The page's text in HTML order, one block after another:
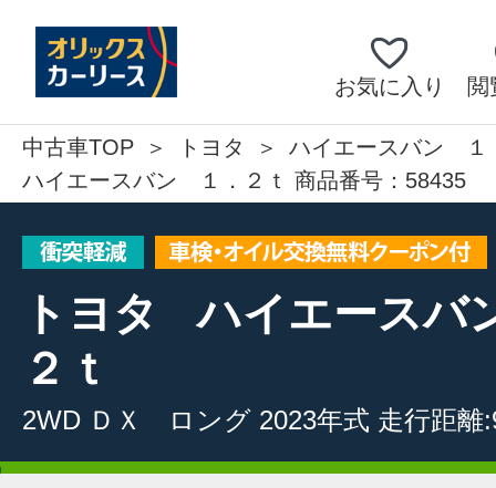
お気に入り 閲
中古車TOP トヨタ
ハイエースバン １
ハイエースバン １．２ｔ 商品番号：58435
トヨタ
ハイエース
２ｔ
2WD ＤＸ ロング 2023年式 走行距離